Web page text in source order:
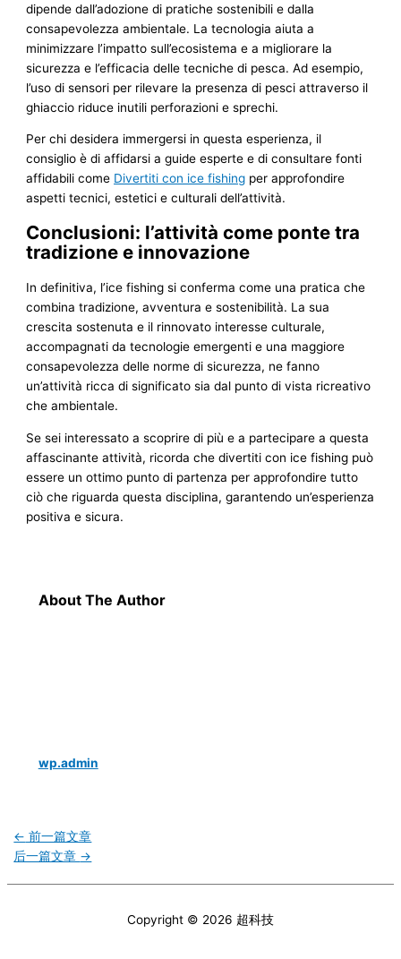
dipende dall’adozione di pratiche sostenibili e dalla
consapevolezza ambientale. La tecnologia aiuta a
minimizzare l’impatto sull’ecosistema e a migliorare la
sicurezza e l’efficacia delle tecniche di pesca. Ad esempio,
l’uso di sensori per rilevare la presenza di pesci attraverso il
ghiaccio riduce inutili perforazioni e sprechi.
Per chi desidera immergersi in questa esperienza, il
consiglio è di affidarsi a guide esperte e di consultare fonti
affidabili come Divertiti con ice fishing per approfondire
aspetti tecnici, estetici e culturali dell’attività.
Conclusioni: l’attività come ponte tra
tradizione e innovazione
In definitiva, l’ice fishing si conferma come una pratica che
combina tradizione, avventura e sostenibilità. La sua
crescita sostenuta e il rinnovato interesse culturale,
accompagnati da tecnologie emergenti e una maggiore
consapevolezza delle norme di sicurezza, ne fanno
un’attività ricca di significato sia dal punto di vista ricreativo
che ambientale.
Se sei interessato a scoprire di più e a partecipare a questa
affascinante attività, ricorda che divertiti con ice fishing può
essere un ottimo punto di partenza per approfondire tutto
ciò che riguarda questa disciplina, garantendo un’esperienza
positiva e sicura.
About The Author
wp.admin
← 前一篇文章
后一篇文章 →
Copyright © 2026 超科技